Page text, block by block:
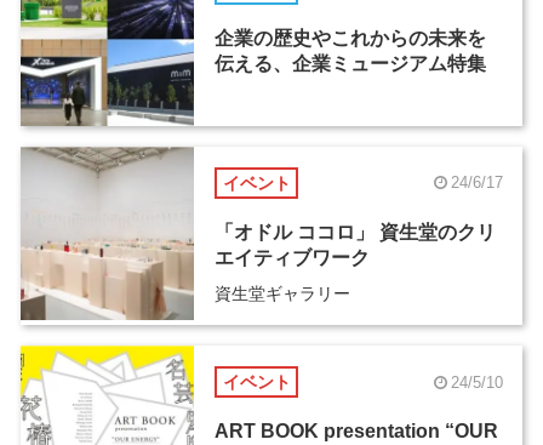
企業の歴史やこれからの未来を
伝える、企業ミュージアム特集
イベント 24/6/17
「オドル ココロ」 資生堂のクリ
エイティブワーク
資生堂ギャラリー
イベント 24/5/10
ART BOOK presentation “OUR